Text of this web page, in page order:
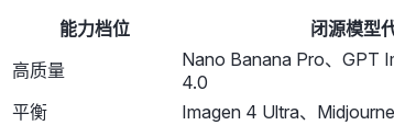
能力档位 闭源模型
高质量
Nano Banana Pro、GPT
4.0
平衡 Imagen 4 Ultra、